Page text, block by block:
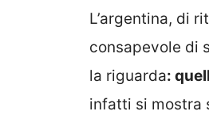
L’argentina, di
consapevole di
la riguarda:
infatti si mostra